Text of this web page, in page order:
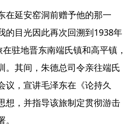
在延安窑洞前赠予他的那一
的目光因此再次回溯到1938年
驻地晋东南端氏镇和高平镇，
。其间，朱德总司令亲往端氏
议，宣讲毛泽东在《论持久
想，并指导该旅制定贯彻游击